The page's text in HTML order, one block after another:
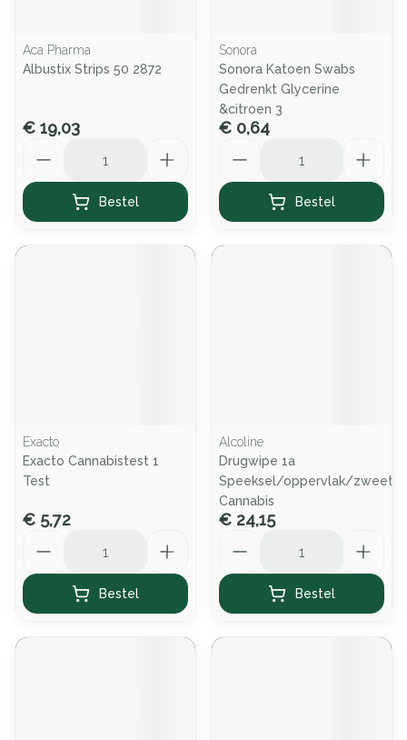
Aca Pharma
Albustix Strips 50 2872
€ 19,03
Bestel
Sonora
Sonora Katoen Swabs
Gedrenkt Glycerine
&citroen 3
€ 0,64
Bestel
Exacto
Exacto Cannabistest 1
Test
€ 5,72
Bestel
Alcoline
Drugwipe 1a
Speeksel/oppervlak/
Cannabis
€ 24,15
Bestel